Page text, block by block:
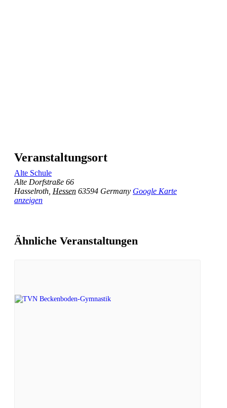
Veranstaltungsort
Alte Schule
Alte Dorfstraße 66
Hasselroth Hessen 63594 Germany Google Karte
anzeigen
Ähnliche Veranstaltungen